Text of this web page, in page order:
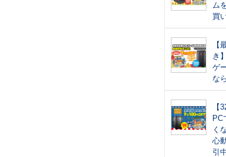
ム
買
【
き
ゲ
な
【
PC
く
心
引